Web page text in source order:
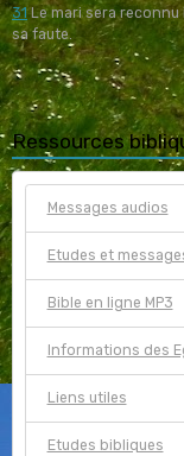
31Le mari sera reconnu
sa faute.
Ressources
Messages audios
Etudes et
Bible en ligne MP3
Informations des
Liens utiles
Etudes bibliques